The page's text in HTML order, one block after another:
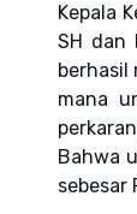
Kepala
SH dan
berhasil
mana
Bahwa
sebesar